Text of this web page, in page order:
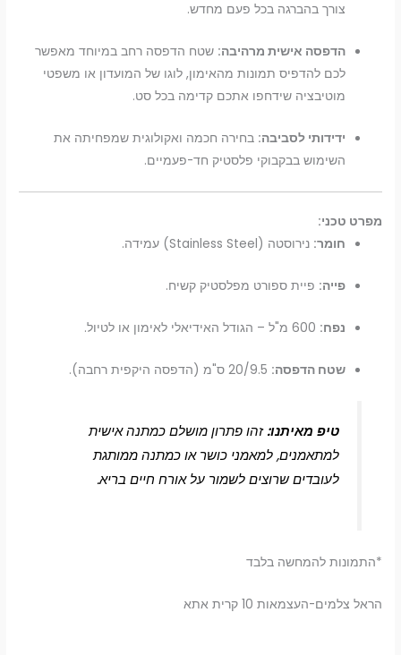
צורך בהברגה בכל פעם מחדש.
הדפסה אישית מרהיבה: שטח הדפסה רחב במיוחד מאפשר
לכם להדפיס תמונות מהאימון, לוגו של המועדון או משפטי
מוטיבציה שידחפו אתכם קדימה בכל סט.
ידידותי לסביבה: בחירה חכמה ואקולוגית שמפחיתה את
השימוש בבקבוקי פלסטיק חד-פעמיים.
מפרט טכני:
חומר: נירוסטה (Stainless Steel) עמידה.
פייה: פיית ספורט מפלסטיק קשיח.
נפח:
שטח הדפסה:
טיפ מאיתנו:זהו פתרון מושלם כמתנה אישית
למתאמנים, למאמני כושר או כמתנה ממותגת
לעובדים שרוצים לשמור על אורח חיים בריא.
*התמונות להמחשה בלבד
הראל צלמים-העצמאות 10 קרית אתא